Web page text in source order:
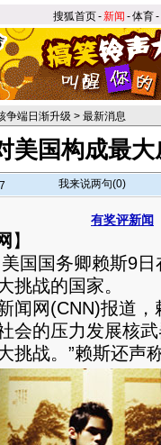
搜狐首页-新闻 -体育-
争端日渐升级 > 最新消息
美国构成最
我来说两句(0)
有奖评新闻
】
国务卿赖斯9日
挑战的国家。
网(CNN)报道，
会的压力发展核
挑战。 ”赖斯还声